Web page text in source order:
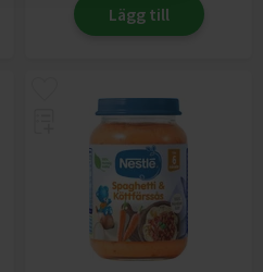
Lägg till